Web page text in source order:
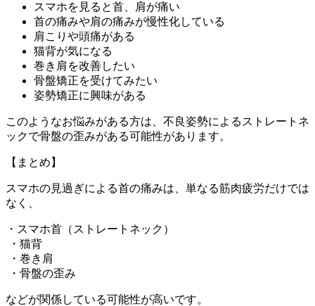
スマホを見ると首、肩が痛い
首の痛みや肩の痛みが慢性化している
肩こりや頭痛がある
猫背が気になる
巻き肩を改善したい
骨盤矯正を受けてみたい
姿勢矯正に興味がある
このようなお悩みがある方は、不良姿勢によるストレートネ
ックで骨盤の歪みがある可能性があります。
【まとめ】
スマホの見過ぎによる首の痛みは、単なる筋肉疲労だけでは
なく、
・スマホ首（ストレートネック）
・猫背
・巻き肩
・骨盤の歪み
などが関係している可能性が高いです。